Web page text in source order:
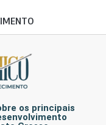
os principais